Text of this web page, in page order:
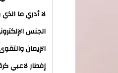
لا أدري ما
الجنس
الإيمان
إفطار لاعبي